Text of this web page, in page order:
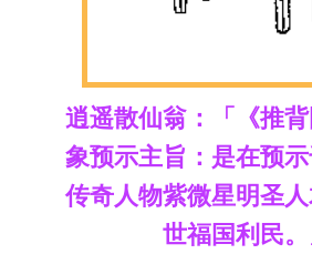
逍遥散仙翁：「《推
象预示主旨：是在预
传奇人物紫微星明圣
世福国利民。